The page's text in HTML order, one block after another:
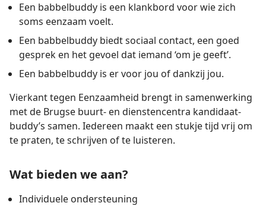
Een babbelbuddy is een klankbord voor wie zich
soms eenzaam voelt.
Een babbelbuddy biedt sociaal contact, een goed
gesprek en het gevoel dat iemand ‘om je geeft’.
Een babbelbuddy is er voor jou of dankzij jou.
Vierkant tegen Eenzaamheid brengt in samenwerking
met de Brugse buurt- en dienstencentra kandidaat-
buddy’s samen. Iedereen maakt een stukje tijd vrij om
te praten, te schrijven of te luisteren.
Wat bieden we aan?
Individuele ondersteuning